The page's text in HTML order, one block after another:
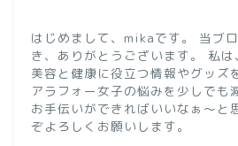
はじめまして、mikaです。 当ブ
き、ありがとうございます。 私
美容と健康に役立つ情報やグッズ
アラフォー女子の悩みを少しでも
お手伝いができればいいなぁ～と
ぞよろしくお願いします。